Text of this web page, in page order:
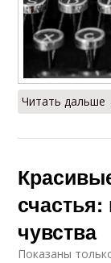
Читать дальше
чувства
Показаны